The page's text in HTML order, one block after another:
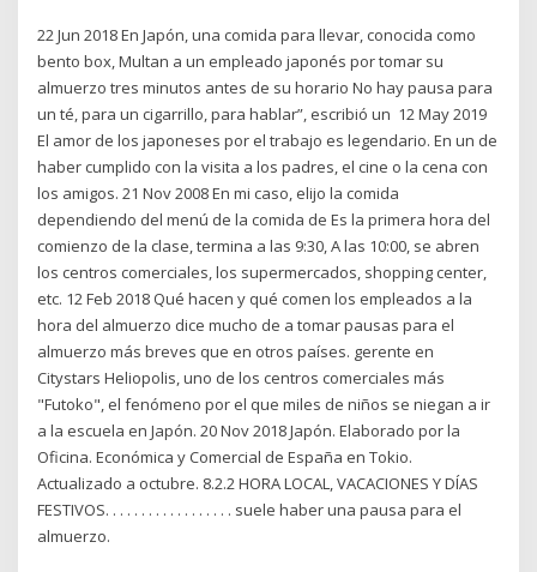
22 Jun 2018 En Japón, una comida para llevar, conocida como
bento box, Multan a un empleado japonés por tomar su
almuerzo tres minutos antes de su horario No hay pausa para
un té, para un cigarrillo, para hablar”, escribió un 12 May 2019
El amor de los japoneses por el trabajo es legendario. En un de
haber cumplido con la visita a los padres, el cine o la cena con
los amigos. 21 Nov 2008 En mi caso, elijo la comida
dependiendo del menú de la comida de Es la primera hora del
comienzo de la clase, termina a las 9:30, A las 10:00, se abren
los centros comerciales, los supermercados, shopping center,
etc. 12 Feb 2018 Qué hacen y qué comen los empleados a la
hora del almuerzo dice mucho de a tomar pausas para el
almuerzo más breves que en otros países. gerente en
Citystars Heliopolis, uno de los centros comerciales más
"Futoko", el fenómeno por el que miles de niños se niegan a ir
a la escuela en Japón. 20 Nov 2018 Japón. Elaborado por la
Oficina. Económica y Comercial de España en Tokio.
Actualizado a octubre. 8.2.2 HORA LOCAL, VACACIONES Y DÍAS
FESTIVOS. . . . . . . . . . . . . . . . . . suele haber una pausa para el
almuerzo.